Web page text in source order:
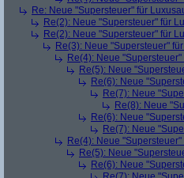
Re: Neue "Supersteuer" für
Re(2): Neue "Supersteuer" für
Re(2): Neue "Supersteuer" für
Re(3): Neue "Supersteuer"
Re(4): Neue
Re(5): Neue
Re(6): Neue
Re(7): Neue
Re(8): Neue
Re(6): Neue
Re(7): Neue
Re(4): Neue
Re(5): Neue
Re(6): Neue